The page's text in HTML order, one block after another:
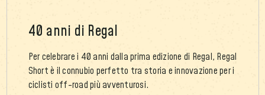
40 anni di Regal
Per celebrare i 40 anni dalla prima edizione di Regal, Regal
Short è il connubio perfetto tra storia e innovazione per i
ciclisti off-road più avventurosi.